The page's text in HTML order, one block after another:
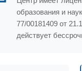
образования и
77/00181409 от
действует